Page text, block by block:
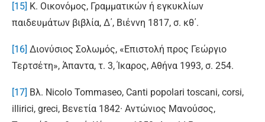
[15] Κ. Οικονόμος, Γραμματικών ή εγκυκλίων
παιδευμάτων βιβλία, Δ΄, Βιέννη 1817, σ. κθ΄.
[16] Διονύσιος Σολωμός, «Επιστολή προς Γεώργιο
Τερτσέτη», Άπαντα, τ. 3, Ίκαρος, Αθήνα 1993, σ. 254.
[17] Βλ. Nicolo Tommaseo, Canti popolari toscani, corsi,
illirici, greci, Βενετία 1842· Αντώνιος Μανούσος,